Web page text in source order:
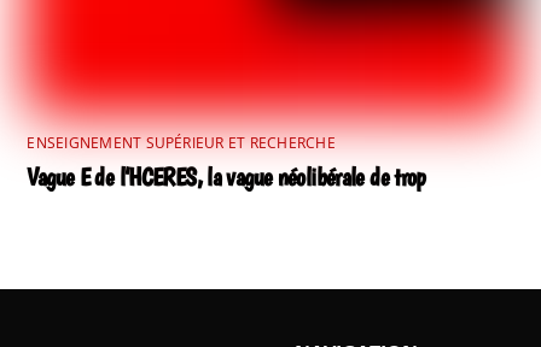
ENSEIGNEMENT SUPÉRIEUR ET RECHERCHE
Vague E de l’HCERES, la vague néolibérale de trop